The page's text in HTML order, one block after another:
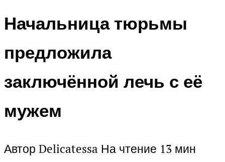
Начальница тюрьмы
предложила
заключённой лечь с её
мужем
Автор Delicatessa На чтение 13 мин